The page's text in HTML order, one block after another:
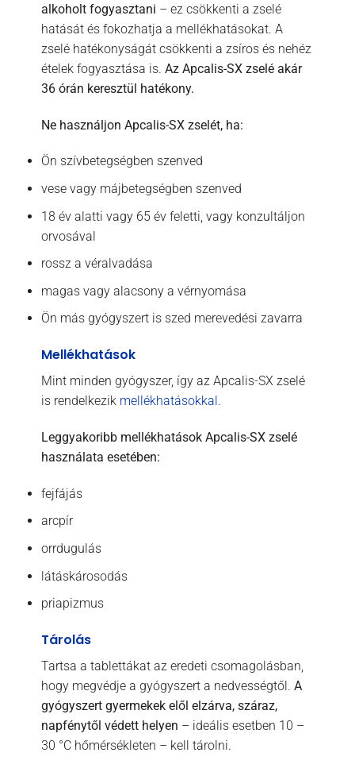
alkoholt fogyasztani – ez csökkenti a zselé
hatását és fokozhatja a mellékhatásokat. A
zselé hatékonyságát csökkenti a zsíros és nehéz
ételek fogyasztása is. Az Apcalis-SX zselé akár
36 órán keresztül hatékony.
Ne használjon Apcalis-SX zselét, ha:
Ön szívbetegségben szenved
vese vagy májbetegségben szenved
18 év alatti vagy 65 év feletti, vagy konzultáljon
orvosával
rossz a véralvadása
magas vagy alacsony a vérnyomása
Ön más gyógyszert is szed merevedési zavarra
Mellékhatások
Mint minden gyógyszer, így az Apcalis-SX zselé
is rendelkezik mellékhatásokkal.
Leggyakoribb mellékhatások Apcalis-SX zselé
használata esetében:
fejfájás
arcpír
orrdugulás
látáskárosodás
priapizmus
Tárolás
Tartsa a tablettákat az eredeti csomagolásban,
hogy megvédje a gyógyszert a nedvességtől. A
gyógyszert gyermekek elől elzárva, száraz,
napfénytől védett helyen – ideális esetben 10 –
30 °C hőmérsékleten – kell tárolni.